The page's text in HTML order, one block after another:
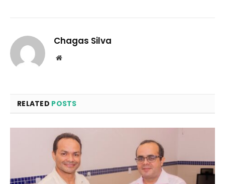
Chagas Silva
Website
RELATED POSTS